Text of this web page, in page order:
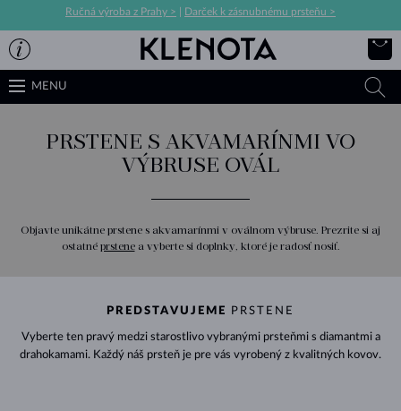
Ručná výroba z Prahy > Darček k zásnubnému prsteňu >
MENU
PRSTENE S AKVAMARÍNMI VO
VÝBRUSE OVÁL
Objavte unikátne prstene s akvamarínmi v oválnom výbruse. Prezrite si aj
ostatné prstenea vyberte si doplnky, ktoré je radosť nosiť.
PREDSTAVUJEME PRSTENE
Vyberte ten pravý medzi starostlivo vybranými prsteňmi s diamantmi a
drahokamami. Každý náš prsteň je pre vás vyrobený z kvalitných kovov.